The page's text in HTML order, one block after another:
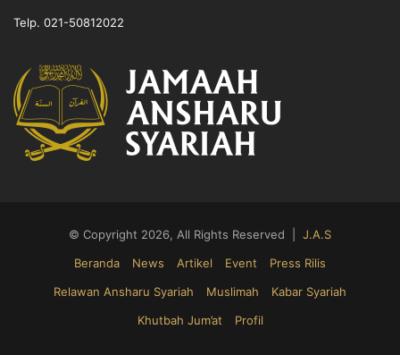
Telp. 021-50812022
© Copyright 2026, All Rights Reserved | J.A.S
Beranda
News Artikel Event
Press Rilis
Relawan Ansharu Syariah
Muslimah
Kabar Syariah
Khutbah Jum’at
Profil